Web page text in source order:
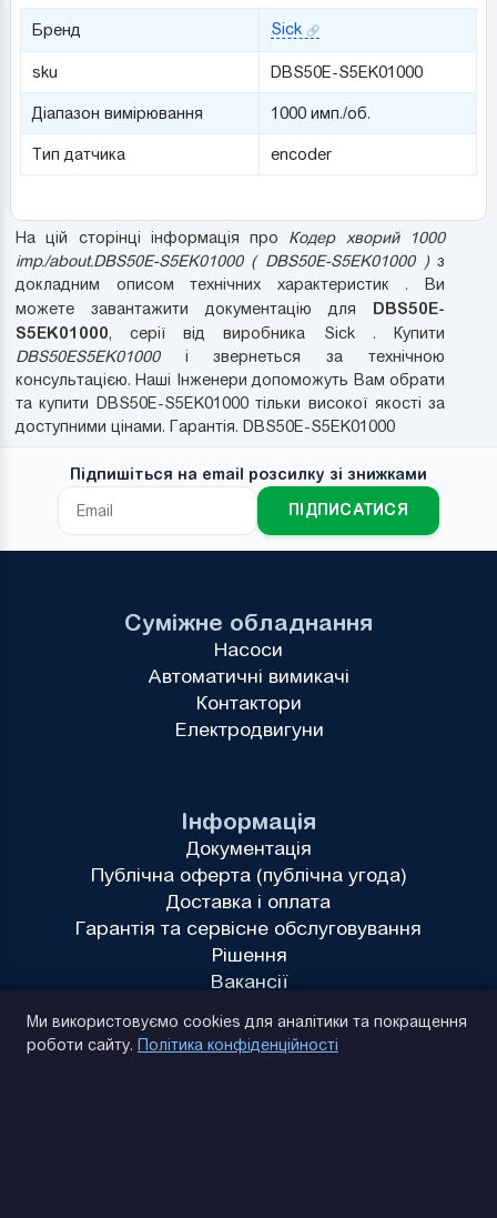
Бренд Sick
sku DBS50E-S5EK01000
Діапазон вимірювання 1000 имп./об.
Тип датчика encoder
На цій сторінці інформація про Кодер хворий 1000
imp./about.DBS50E-S5EK01000 ( DBS50E-S5EK01000 )з
докладним описом технічних характеристик . Ви
можете завантажити документацію для DBS50E-
S5EK01000, серії від виробника Sick . Купити
DBS50ES5EK01000і звернеться за технічною
консультацією. Наші Інженери допоможуть Вам обрати
та купити DBS50E-S5EK01000 тільки високої якості за
доступними цінами. Гарантія. DBS50E-S5EK01000
Підпишіться на email розсилку зі знижками
ПІДПИСАТИСЯ
Інформація
Документація
Публічна оферта (публічна угода)
Доставка і оплата
Гарантія та сервісне обслуговування
Рішення
Вакансії
Суміжне обладнання
Насоси
Автоматичні вимикачі
Контактори
Електродвигуни
Ми використовуємо cookies для аналітики та покращення
роботи сайту. Політика конфіденційності